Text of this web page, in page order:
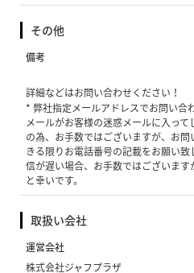
その他
備考
詳細などはお問い合わせください！
* 弊社指定メールアドレスでお問い合
メールがお客様の迷惑メールに入って
の為、お手数ではございますが、お
きる限りお電話番号の記載をお願い
信が遅い場合、お手数ではございま
と幸いです。
取扱い会社
運営会社
株式会社ジャフプラザ